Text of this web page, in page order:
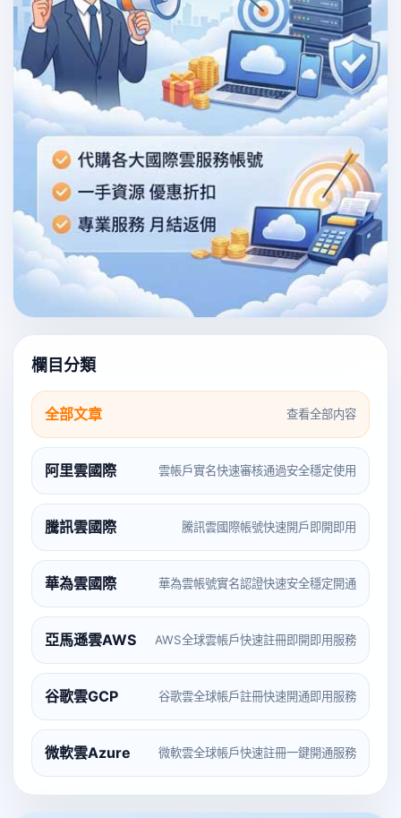
欄目分類
全部文章 查看全部内容
阿里雲國際 雲帳戶實名快速審核通過安全穩定使用
騰訊雲國際 騰訊雲國際帳號快速開戶即開即用
華為雲國際 華為雲帳號實名認證快速安全穩定開通
亞馬遜雲AWS AWS全球雲帳戶快速註冊即開即用服務
谷歌雲GCP 谷歌雲全球帳戶註冊快速開通即用服務
微軟雲Azure 微軟雲全球帳戶快速註冊一鍵開通服務